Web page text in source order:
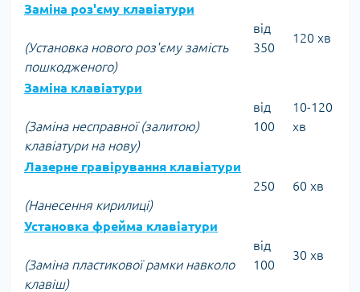
Заміна роз'єму клавіатури
(Установка нового роз'єму замість
пошкодженого)
від
350
120 хв
Заміна клавіатури
(Заміна несправної (залитою)
клавіатури на нову)
від
100
10-120
хв
Лазерне гравірування клавіатури
(Нанесення кирилиці)
250 60 хв
Установка фрейма клавіатури
(Заміна пластикової рамки навколо
клавіш)
від
100
30 хв